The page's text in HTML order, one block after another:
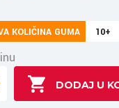
KOLIČINA GUMA 10+